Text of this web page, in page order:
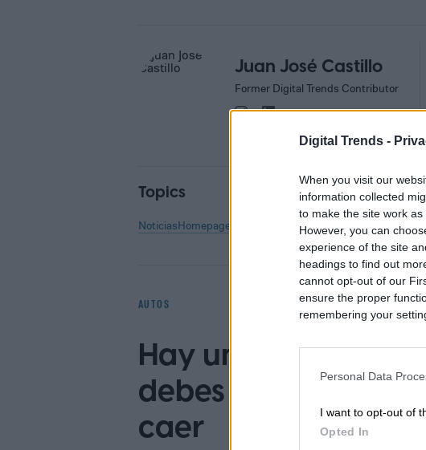
Digital Trends -
When you visit our
information collected
to make the site work
However, you can
experience of the site
headings to find out
cannot opt-out of our
ensure the proper
remembering your
Personal Data
I want to opt-out of
Opted In
Juan José Castillo
Former Digital Trends Contributor
Topics
NoticiasHomepage
AUTOS
Hay una nueva
debes estar muy
caer